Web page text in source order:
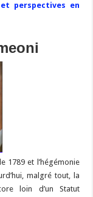
et perspectives en
1789 et l’hégémonie
malgré tout, la
loin d’un Statut